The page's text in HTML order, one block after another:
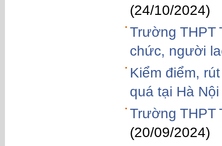
(24/10/2024)
Trường THPT
chức, người
Kiểm điểm,
quá tại Hà Nội
Trường THPT
(20/09/2024)